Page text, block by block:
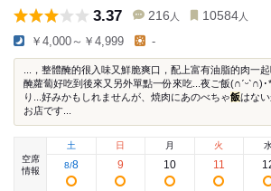
3.37 216 人 10584 人
￥4,000～￥4,999 -
...，整體醃的很入味又鮮脆爽口，配上富有油脂的肉一
醃蘿蔔好吃到後來又另外單點一份來吃...夜ご飯(∩ˊᵕˋ∩)･
り...好みかもしれませんが、焼肉にあのべちゃ飯はな
お店です...
空席
情報
土
8/8
日
9
月
10
火
11